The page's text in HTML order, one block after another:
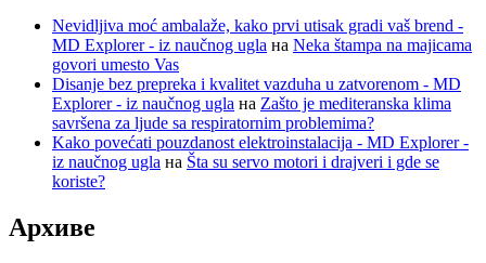
Nevidljiva moć ambalaže, kako prvi utisak gradi vaš brend -
MD Explorer - iz naučnog ugla на Neka štampa na majicama
govori umesto Vas
Disanje bez prepreka i kvalitet vazduha u zatvorenom - MD
Explorer - iz naučnog ugla на Zašto je mediteranska klima
savršena za ljude sa respiratornim problemima?
Kako povećati pouzdanost elektroinstalacija - MD Explorer -
iz naučnog ugla на Šta su servo motori i drajveri i gde se
koriste?
Архиве